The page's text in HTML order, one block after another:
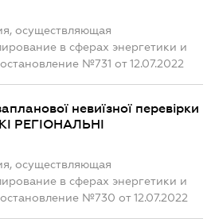
осуществляющая
в сферах энергетики и
№731 от 12.07.2022
невиїзної перевірки
РЕГІОНАЛЬНІ
осуществляющая
в сферах энергетики и
№730 от 12.07.2022